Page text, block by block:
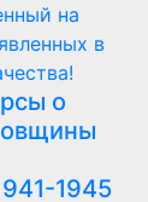
на
в
о
1945